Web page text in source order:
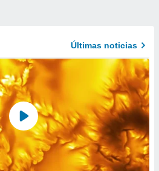
Últimas noticias